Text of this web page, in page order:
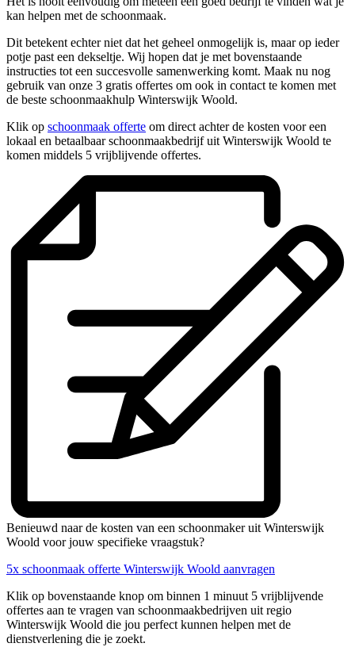
kan helpen met de schoonmaak.
Dit betekent echter niet dat het geheel onmogelijk is, maar op ieder
potje past een dekseltje. Wij hopen dat je met bovenstaande
instructies tot een succesvolle samenwerking komt. Maak nu nog
gebruik van onze 3 gratis offertes om ook in contact te komen met
de beste schoonmaakhulp Winterswijk Woold.
Klik op schoonmaak offerte om direct achter de kosten voor een
lokaal en betaalbaar schoonmaakbedrijf uit Winterswijk Woold te
komen middels 5 vrijblijvende offertes.
Benieuwd naar de kosten van een schoonmaker uit Winterswijk
Woold voor jouw specifieke vraagstuk?
5x schoonmaak offerte Winterswijk Woold aanvragen
Klik op bovenstaande knop om binnen 1 minuut 5 vrijblijvende
offertes aan te vragen van schoonmaakbedrijven uit regio
Winterswijk Woold die jou perfect kunnen helpen met de
dienstverlening die je zoekt.